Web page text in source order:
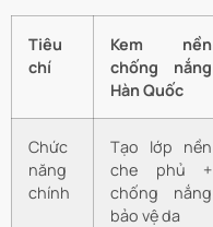
Tiêu
chí
Kem nền
chống nắng
Hàn Quốc
Chức
năng
chính
Tạo lớp nền
che phủ +
chống nắng
bảo vệ da